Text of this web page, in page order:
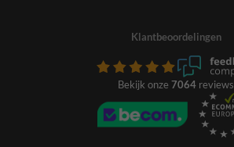
Klantbeoordelingen
Bekijk onze 7064 reviews